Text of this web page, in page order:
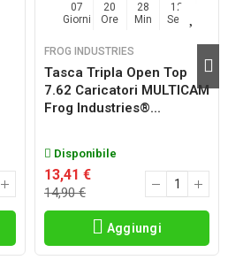
07
Giorni
20
Ore
28
Min
11
Sec
FROG INDUSTRIES
Tasca Tripla Open Top
7.62 Caricatori MULTICAM
Frog Industries®...
Disponibile
13,41 €
14,90 €
Aggiungi